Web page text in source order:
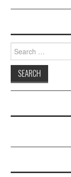
Search
for: